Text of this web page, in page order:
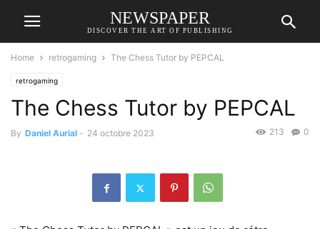
NEWSPAPER
DISCOVER THE ART OF PUBLISHING
Home retrogaming The Chess Tutor by PEPCAL
retrogaming
The Chess Tutor by PEPCAL
By Daniel Aurial - 24 octobre 2023 0
213